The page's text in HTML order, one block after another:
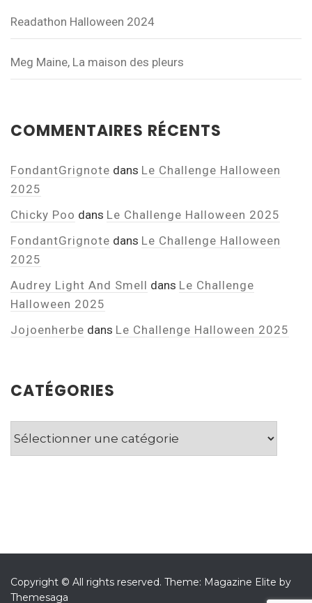
Readathon Halloween 2024
Meg Maine, La maison des pleurs
COMMENTAIRES RÉCENTS
FondantGrignote dans Le Challenge Halloween
2025
Chicky Poo dans Le Challenge Halloween 2025
FondantGrignote dans Le Challenge Halloween
2025
Audrey Light And Smell dans Le Challenge
Halloween 2025
Jojoenherbe dans Le Challenge Halloween 2025
CATÉGORIES
Catégories
Copyright © All rights reserved. Theme: Magazine Elite by
Themesaga